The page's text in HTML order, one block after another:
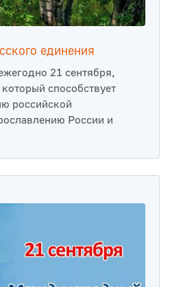
единения
21 сентября,
способствует
российской
России и